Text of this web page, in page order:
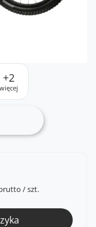
+2
więcej
/szt.